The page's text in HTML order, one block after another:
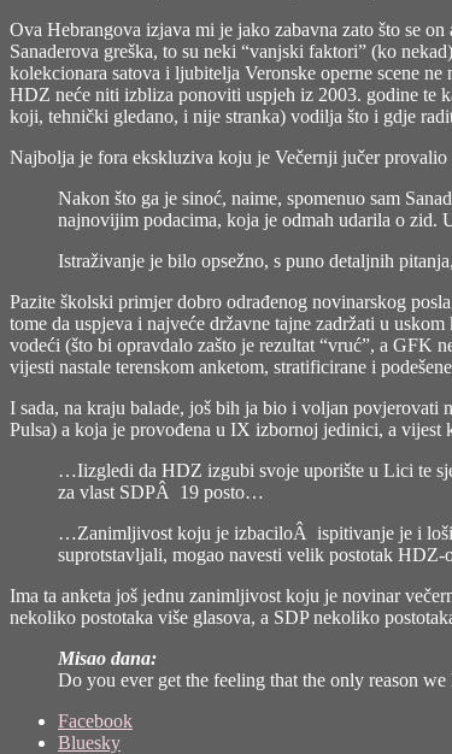
Ova Hebrangova izjava mi je jako zabavna zato što se
Sanaderova greška, to su neki “vanjski faktori” (ko
kolekcionara satova i ljubitelja Veronske operne scene
HDZ neće niti izbliza ponoviti uspjeh iz 2003. godine te
koji, tehnički gledano, i nije stranka) vodilja što i gdje
Najbolja je fora ekskluziva koju je Večernji jučer provalio
Nakon što ga je sinoć, naime, spomenuo sam
najnovijim podacima, koja je odmah udarila o
Istraživanje je bilo opsežno, s puno detaljnih
Pazite školski primjer dobro odrađenog novinarskog
tome da uspjeva i najveće državne tajne zadržati u
vodeći (što bi opravdalo zašto je rezultat “vruć”, a GFK
vijesti nastale terenskom anketom, stratificirane i
I sada, na kraju balade, još bih ja bio i voljan povjerovati
Pulsa) a koja je provođena u IX izbornoj jedinici, a vijest
…Iizgledi da HDZ izgubi svoje uporište u Lici te
za vlast SDPÂ 19 posto…
…Zanimljivost koju je izbaciloÂ ispitivanje je i
suprotstavljali, mogao navesti velik postotak HDZ-
Ima ta anketa još jednu zanimljivost koju je novinar
nekoliko postotaka više glasova, a SDP nekoliko
Misao dana:
Do you ever get the feeling that the only reason
Share
Facebook
Bluesky